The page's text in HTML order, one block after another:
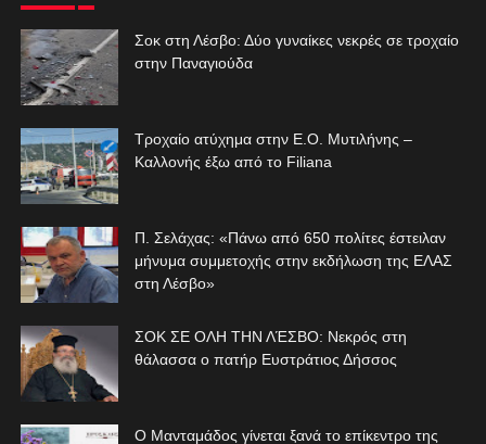
Σοκ στη Λέσβο: Δύο γυναίκες νεκρές σε τροχαίο
στην Παναγιούδα
Τροχαίο ατύχημα στην Ε.Ο. Μυτιλήνης –
Καλλονής έξω από το Filiana
Π. Σελάχας: «Πάνω από 650 πολίτες έστειλαν
μήνυμα συμμετοχής στην εκδήλωση της ΕΛΑΣ
στη Λέσβο»
ΣΟΚ ΣΕ ΟΛΗ ΤΗΝ ΛΈΣΒΟ: Νεκρός στη
θάλασσα ο πατήρ Ευστράτιος Δήσσος
Ο Μανταμάδος γίνεται ξανά το επίκεντρο της